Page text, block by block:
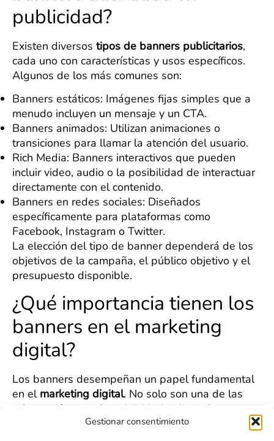
Gestionar consentimiento
publicidad?
Existen diversos tipos de banners publicitarios,
cada uno con características y usos específicos.
Algunos de los más comunes son:
Banners estáticos: Imágenes fijas simples que a
menudo incluyen un mensaje y un CTA.
Banners animados: Utilizan animaciones o
transiciones para llamar la atención del usuario.
Rich Media: Banners interactivos que pueden
incluir video, audio o la posibilidad de interactuar
directamente con el contenido.
Banners en redes sociales: Diseñados
específicamente para plataformas como
Facebook, Instagram o Twitter.
La elección del tipo de banner dependerá de los
objetivos de la campaña, el público objetivo y el
presupuesto disponible.
¿Qué importancia tienen los
banners en el marketing
digital?
Los banners desempeñan un papel fundamental
en el marketing digital. No solo son una de las
primeras formas de
publicidad online
, sino que
han evolucionado para ofrecer soluciones de